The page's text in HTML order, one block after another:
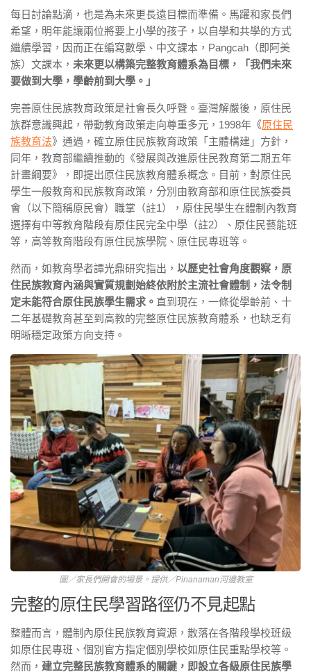
每日討論點滴，也是為未來更長遠目標而準備。馬躍和家長們
希望，明年能讓兩位將要上小學的孩子，以自學和共學的方式
繼續學習，因而正在編寫數學、中文課本，Pangcah（即阿美
族）文課本， 未來更以構築完整教育體系為目標，「我們未來
要做到大學，學齡前到大學。」
完善原住民族教育政策是社會長久呼聲。臺灣解嚴後，原住民
族群意識興起，帶動教育政策走向尊重多元，1998年《原住民
族教育法》通過，確立原住民族教育政策「主體構建」方針，
同年，教育部繼續推動的《發展與改進原住民教育第二期五年
計畫綱要》，即提出原住民族教育體系概念。目前，對原住民
學生一般教育和民族教育政策，分別由教育部和原住民族委員
會（以下簡稱原民會）職掌（註1），原住民學生在體制內教育
選擇有中等教育階段有原住民完全中學（註2）、原住民藝能班
等，高等教育階段有原住民族學院、原住民專班等。
然而，如教育學者譚光鼎研究指出， 以歷史社會角度觀察，原
住民族教育內涵與實質規劃始終依附於主流社會體制，法令制
定未能符合原住民族學生需求。 直到現在，一條從學齡前、十
二年基礎教育甚至到高教的完整原住民族教育體系，也缺乏有
明晰穩定政策方向支持。
圖／家長們開會的場景。提供／Pinanaman河邊教室
完整的原住民學習路徑仍不見起點
整體而言，體制內原住民族教育資源，散落在各階段學校班級
如原住民專班、個別官方指定個別學校如原住民重點學校等。
然而， 建立完整民族教育體系的關鍵，即設立各級原住民族學